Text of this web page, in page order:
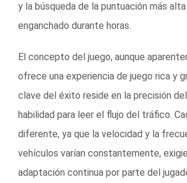
y la búsqueda de la puntuación más
enganchado durante horas.
El concepto del juego, aunque
ofrece una experiencia de juego rica y
clave del éxito reside en la precisión
habilidad para leer el flujo del tráfico.
diferente, ya que la velocidad y la
vehículos varían constantemente,
adaptación continua por parte del